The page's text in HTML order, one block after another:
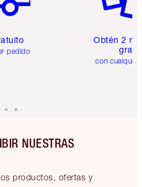
pedido
Obtén 2
gratis
con
NUESTRAS
productos, ofertas y